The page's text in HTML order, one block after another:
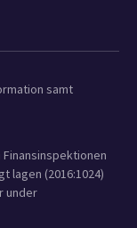
samt
Finansinspektionen
lagen (2016:1024)
under